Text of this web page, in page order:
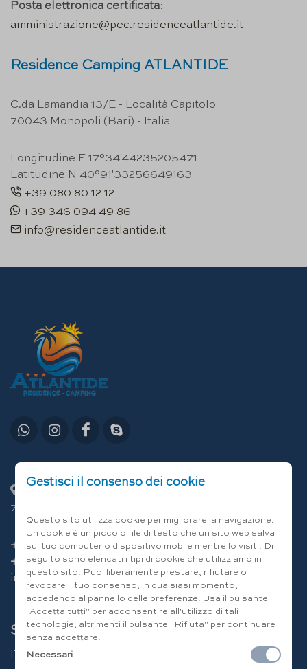
Posta elettronica certificata:
amministrazione@pec.residenceatlantide.it
Residence Camping ATLANTIDE
C.da Lamandia 13/E - Località Capitolo
70043 Monopoli (Bari) - Italia
Longitudine E 17°34'44235205471
Latitudine N 40°91'33256649163
+39 080 80 12 12
+39 346 094 49 86
info@residenceatlantide.it
70043 Monopoli (Bari) Italia
+39 080 80 12 12
+39 346 094 49 86
info@residenceatlantide.it
Scegli la lingua
|EN|DE|
Gestisci il consenso dei cookie
Questo sito utilizza cookie per migliorare la navigazione.
Un cookie è un piccolo file di testo che un sito web salva
sul tuo computer o dispositivo mobile mentre lo visiti. Di
seguito sono elencati i tipi di cookie che utilizziamo in
questo sito. Puoi liberamente prestare, rifiutare o
revocare il tuo consenso, in qualsiasi momento,
accedendo al pannello delle preferenze. Usa il pulsante
"Accetta tutti" per acconsentire all'utilizzo di tali
tecnologie, altrimenti il pulsante "Rifiuta" per continuare
senza accettare.
Necessari